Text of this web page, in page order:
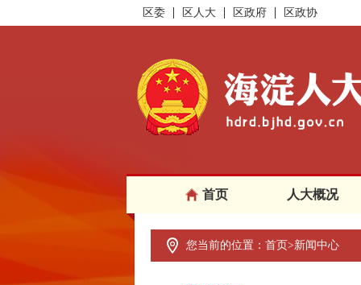
区委 区人大 区政府 区政协
首页 人大概况
您当前的位置： 首页>新闻中心